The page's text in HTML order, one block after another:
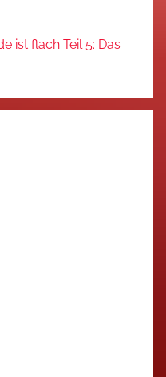
ist flach Teil 5: Das